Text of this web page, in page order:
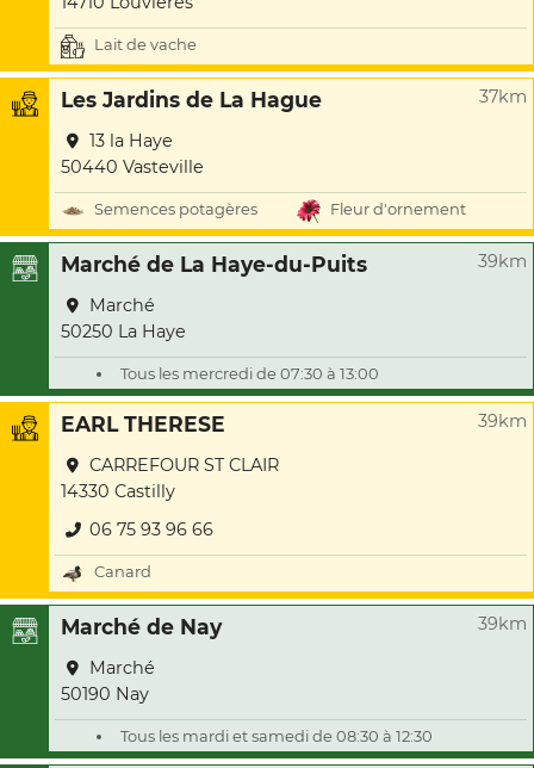
Lait de vache
Les Jardins de La Hague 37km
13 la Haye
50440 Vasteville
Semences potagères Fleur d'ornement
Marché de La Haye-du-Puits 39km
Marché
50250 La Haye
Tous les mercredi de 07:30 à 13:00
EARL THERESE 39km
CARREFOUR ST CLAIR
14330 Castilly
06 75 93 96 66
Canard
Marché de Nay 39km
Marché
50190 Nay
Tous les mardi et samedi de 08:30 à 12:30